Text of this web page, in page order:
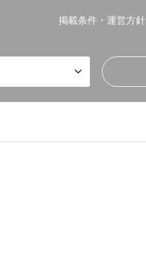
掲載条件・運営方針